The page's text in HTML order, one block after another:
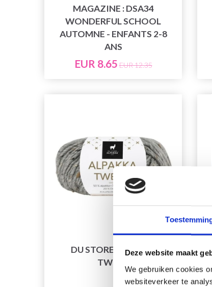
Deze website maakt
We gebruiken cookies
websiteverkeer te
MAGAZINE : DSA34
WONDERFUL SCHOOL
AUTOMNE - ENFANTS 2-8
ANS
EUR 8.65 EUR 12.35
DU STORE ALPAKKA
TWEED